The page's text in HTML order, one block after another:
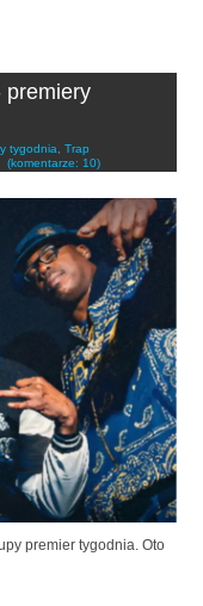
premiery
tygodnia
Trap
(komentarze: 10)
premier tygodnia. Oto